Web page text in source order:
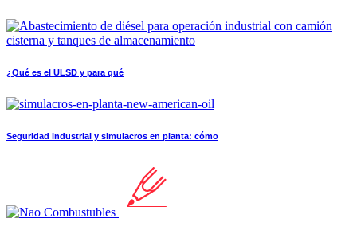
¿Qué es el ULSD y para qué
Seguridad industrial y simulacros en planta: cómo